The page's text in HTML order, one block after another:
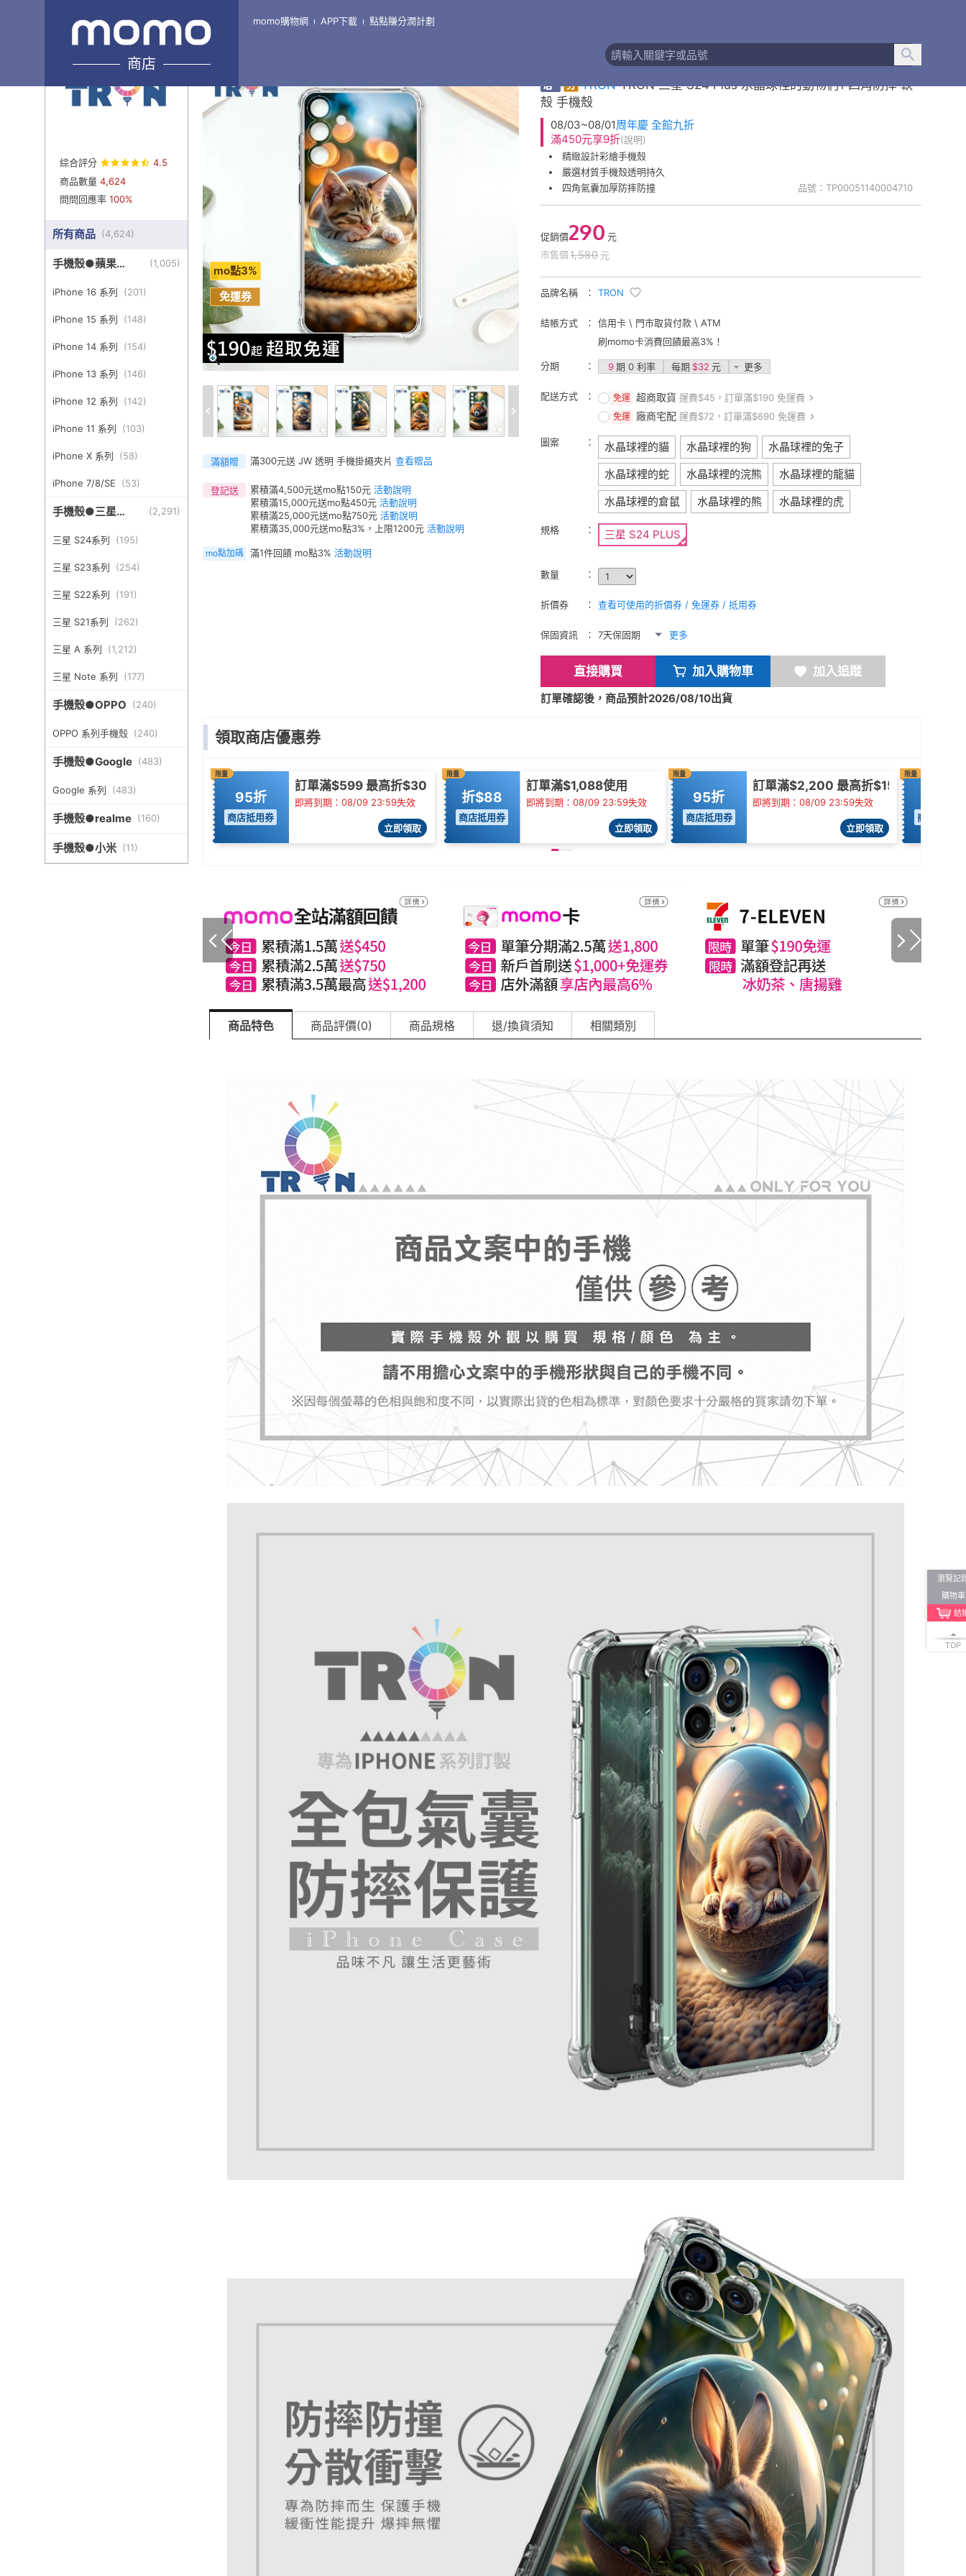
商店
momo購物網 APP下載 點點賺分潤計劃
綜合評分
4.5
商品數量 4,624
問問回應率 100%
所有商品 (4,624)
手機殼●蘋果
(1,005)
iPhone 16 系列 (201)
iPhone 15 系列 (148)
iPhone 14 系列 (154)
iPhone 13 系列 (146)
iPhone 12 系列 (142)
iPhone 11 系列 (103)
iPhone X 系列 (58)
iPhone 7/8/SE (53)
手機殼●三星
(2,291)
三星 S24系列 (195)
三星 S23系列 (254)
三星 S22系列 (191)
三星 S21系列 (262)
三星 A 系列 (1,212)
三星 Note 系列 (177)
手機殼●OPPO (240)
OPPO 系列手機殼 (240)
手機殼●Google (483)
Google 系列 (483)
手機殼●realme (160)
手機殼●小米 (11)
mo點3%
免運券
滿額贈 滿300元送 JW 透明 手機掛繩夾片 查看贈品
登記送 累積滿4,500元送mo點150元 活動說明
累積滿15,000元送mo點450元 活動說明
累積滿25,000元送mo點750元 活動說明
累積滿35,000元送mo點3%，上限1200元 活動說明
mo點加碼 滿1件回饋 mo點3% 活動說明
精緻彩繪手機殼
券 TRON TRON 三星 S24 Plus 水晶球裡的動物們1 四角防摔 軟
殼 手機殼
08/03~08/01周年慶 全館九折
滿450元享9折(說明)
品號：TP00051140004710
精緻設計彩繪手機殼
嚴選材質手機殼透明持久
四角氣囊加厚防摔防撞
促銷價290 元
市售價 1,580 元
品牌名稱 TRON
結帳方式
信用卡 \ 門市取貨付款 \ ATM
刷momo卡消費回饋最高3%！
分期 9期 0 利率 每期 $32 元 更多
配送方式 免運 超商取貨 運費$45，訂單滿$190 免運費
免運 廠商宅配 運費$72，訂單滿$690 免運費
圖案 水晶球裡的貓 水晶球裡的狗
水晶球裡的兔子
水晶球裡的蛇
水晶球裡的浣熊
水晶球裡的龍貓
水晶球裡的倉鼠
水晶球裡的熊 水晶球裡的虎
規格 三星 S24 PLUS
數量
折價券 查看可使用的折價券 / 免運券 / 抵用券
保固資訊 7天保固期 更多
直接購買 加入購物車 加入追蹤
訂單確認後，商品預計2026/08/10出貨
領取商店優惠券
限量
95折
商店抵用券
訂單滿$599 最高折$30
即將到期：08/09 23:59失效
立即領取
限量
折$88
商店抵用券
訂單滿$1,088使用
即將到期：08/09 23:59失效
立即領取
限量
95折
商店抵用券
訂單滿$2,200 最高折$150
即將到期：08/09 23:59失效
立即領取
限量
商店抵用券
商品特色 商品評價(0) 商品規格 退/換貨須知 相關類別
瀏覽記
購物車
結
TOP